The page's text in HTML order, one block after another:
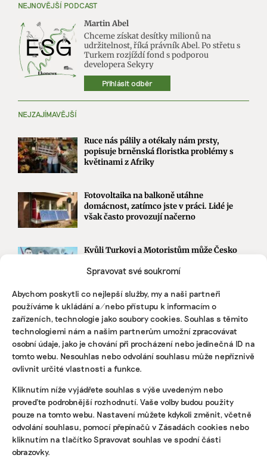
Spravovat své soukromí
Abychom poskytli co nejlepší služby, my a naši partneři
používáme k ukládání a/nebo přístupu k informacím o
zařízeních, technologie jako soubory cookies. Souhlas s těmito
technologiemi nám a našim partnerům umožní zpracovávat
osobní údaje, jako je chování při procházení nebo jedinečná ID na
tomto webu. Nesouhlas nebo odvolání souhlasu může nepříznivě
ovlivnit určité vlastnosti a funkce.
Kliknutím níže vyjádřete souhlas s výše uvedeným nebo
proveďte podrobnější rozhodnutí. Vaše volby budou použity
pouze na tomto webu. Nastavení můžete kdykoli změnit, včetně
odvolání souhlasu, pomocí přepínačů v Zásadách cookies nebo
kliknutím na tlačítko Spravovat souhlas ve spodní části
obrazovky.
NEJNOVĚJŠÍ PODCAST
Martin Abel
Chceme získat desítky milionů na
udržitelnost, říká právník Abel. Po střetu s
Turkem rozjíždí fond s podporou
developera Sekyry
Přihlásit odběr
NEJZAJÍMAVĚJŠÍ
Ruce nás pálily a otékaly nám prsty,
popisuje brněnská floristka problémy s
květinami z Afriky
Fotovoltaika na balkoně utáhne
domácnost, zatímco jste v práci. Lidé je
však často provozují načerno
Kvůli Turkovi a Motoristům může Česko
akcelerační zóny i povolenky
STÁHNĚTE SI NAŠE E-BOOKY